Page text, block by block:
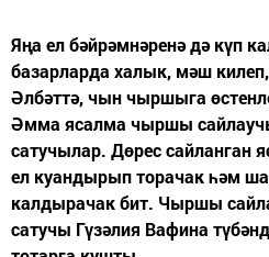
Яңа ел бәйрәмнәренә дә күп
базарларда халык, мәш
Әлбәттә, чын чыршыга
Әмма ясалма чыршы
сатучылар. Дөрес сайланган
ел куандырып торачак һәм
калдырачак бит. Чыршы
сатучы Гүзәлия Вафина